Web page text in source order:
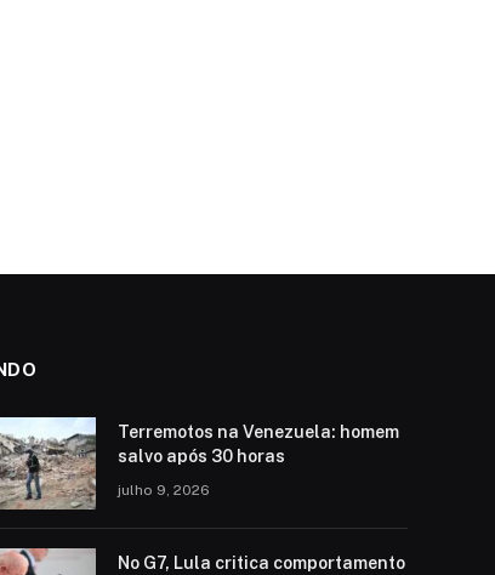
Terremotos na Venezuela: homem
salvo após 30 horas
julho 9, 2026
No G7, Lula critica comportamento